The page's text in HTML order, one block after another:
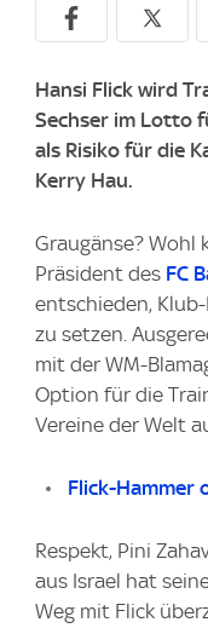
Hansi Flick wird
Sechser im Lotto
als Risiko für die
Kerry Hau.
Graugänse? Wohl
Präsident des FC
entschieden,
zu setzen.
mit der WM-
Option für die
Vereine der Welt
Flick-Hammer
Respekt, Pini
aus Israel hat
Weg mit Flick